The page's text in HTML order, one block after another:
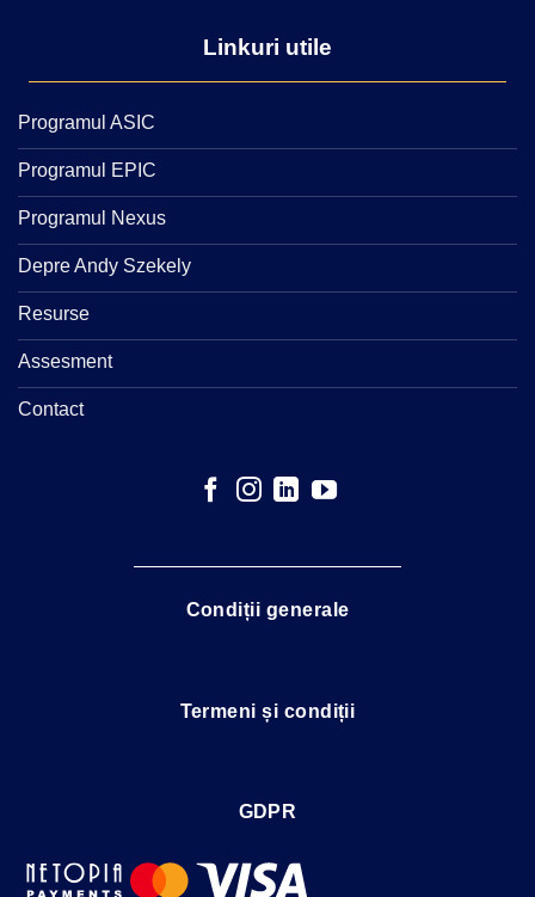
Linkuri utile
Programul ASIC
Programul EPIC
Programul Nexus
Depre Andy Szekely
Resurse
Assesment
Contact
Condiții generale
Termeni și condiții
GDPR